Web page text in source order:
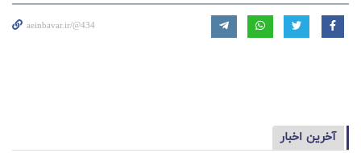
aeinbavar.ir/@434
آخرین اخبار